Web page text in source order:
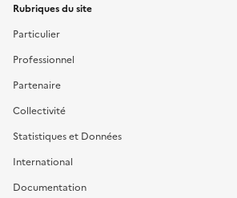
Rubriques du site
Particulier
Professionnel
Partenaire
Collectivité
Statistiques et Données
International
Documentation